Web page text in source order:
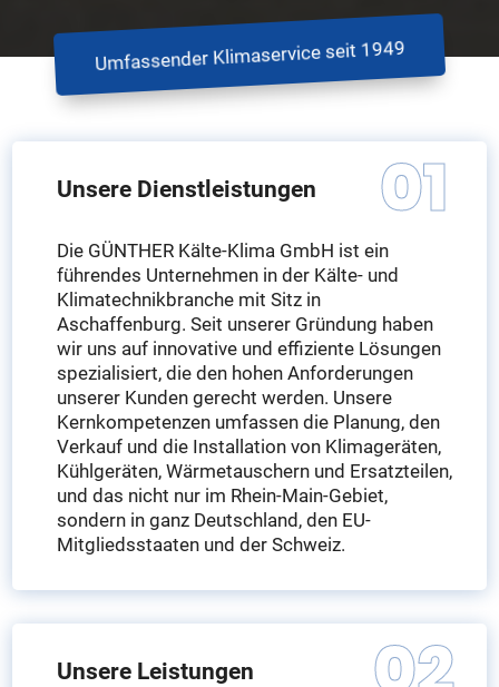
Umfassender Klimaservice seit 1949
Unsere Dienstleistungen
Die GÜNTHER Kälte-Klima GmbH ist ein
führendes Unternehmen in der Kälte- und
Klimatechnikbranche mit Sitz in
Aschaffenburg. Seit unserer Gründung haben
wir uns auf innovative und effiziente Lösungen
spezialisiert, die den hohen Anforderungen
unserer Kunden gerecht werden. Unsere
Kernkompetenzen umfassen die Planung, den
Verkauf und die Installation von Klimageräten,
Kühlgeräten, Wärmetauschern und Ersatzteilen,
und das nicht nur im Rhein-Main-Gebiet,
sondern in ganz Deutschland, den EU-
Mitgliedsstaaten und der Schweiz.
Unsere Leistungen